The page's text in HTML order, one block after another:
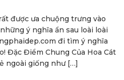
được ưa chuộng trưng vào
ý nghĩa ẩn sau loài loài
đi tìm ý nghĩa
Đặc Điểm Chung Của Hoa Cát
ngoài giống như […]